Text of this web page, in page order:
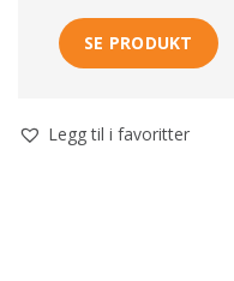
SE PRODUKT
Legg til i favoritter